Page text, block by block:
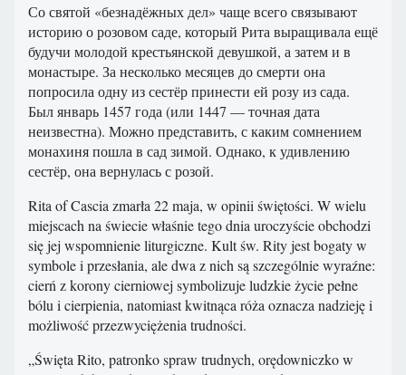
Со святой «безнадёжных дел» чаще всего связывают
историю о розовом саде, который Рита выращивала ещё
будучи молодой крестьянской девушкой, а затем и в
монастыре. За несколько месяцев до смерти она
попросила одну из сестёр принести ей розу из сада.
Был январь 1457 года (или 1447 — точная дата
неизвестна). Можно представить, с каким сомнением
монахиня пошла в сад зимой. Однако, к удивлению
сестёр, она вернулась с розой.
Rita of Cascia zmarła 22 maja, w opinii świętości. W wielu
miejscach na świecie właśnie tego dnia uroczyście obchodzi
się jej wspomnienie liturgiczne. Kult św. Rity jest bogaty w
symbole i przesłania, ale dwa z nich są szczególnie wyraźne:
cierń z korony cierniowej symbolizuje ludzkie życie pełne
bólu i cierpienia, natomiast kwitnąca róża oznacza nadzieję i
możliwość przezwyciężenia trudności.
„Święta Rito, patronko spraw trudnych, orędowniczko w